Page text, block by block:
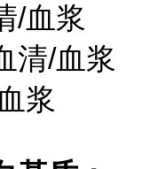
/血浆
清/血浆
浆